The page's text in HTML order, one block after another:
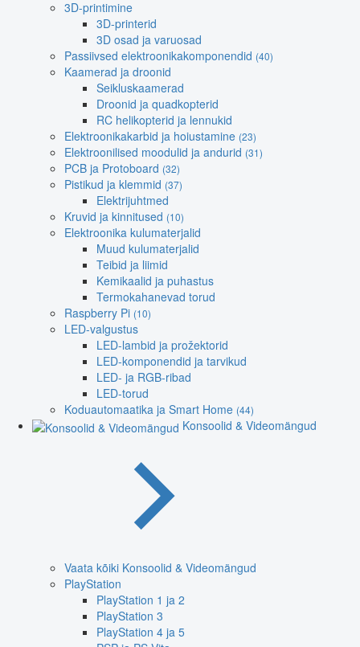
3D-printimine
3D-printerid
3D osad ja varuosad
Passiivsed elektroonikakomponendid (40)
Kaamerad ja droonid
Seikluskaamerad
Droonid ja quadkopterid
RC helikopterid ja lennukid
Elektroonikakarbid ja hoiustamine (23)
Elektroonilised moodulid ja andurid (31)
PCB ja Protoboard (32)
Pistikud ja klemmid (37)
Elektrijuhtmed
Kruvid ja kinnitused (10)
Elektroonika kulumaterjalid
Muud kulumaterjalid
Teibid ja liimid
Kemikaalid ja puhastus
Termokahanevad torud
Raspberry Pi (10)
LED-valgustus
LED-lambid ja prožektorid
LED-komponendid ja tarvikud
LED- ja RGB-ribad
LED-torud
Koduautomaatika ja Smart Home (44)
Konsoolid & Videomängud
Vaata kõiki Konsoolid & Videomängud
PlayStation
PlayStation 1 ja 2
PlayStation 3
PlayStation 4 ja 5